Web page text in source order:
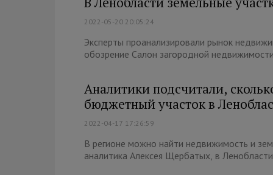
2022-05-20 20:05:24
Эксперты проанализировали рынок
обозрение Салон загородной
Аналитики подсчитали,
бюджетный участок в
2022-04-17 17:26:59
В регионе можно найти недвижимость и
аналитика Алексея Щербатых, в